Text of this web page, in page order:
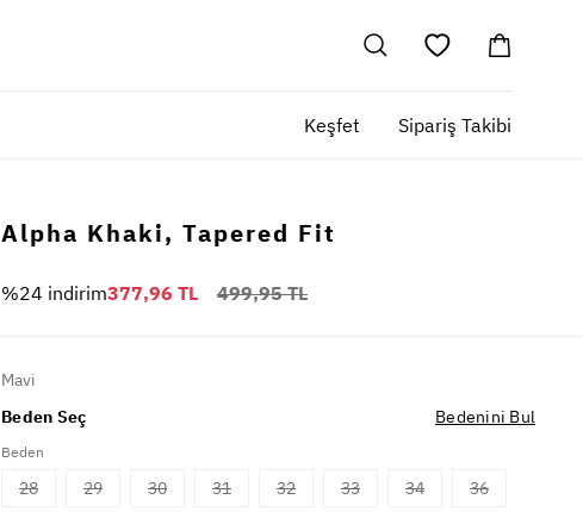
Keşfet Sipariş Takibi
Alpha Khaki, Tapered Fit
499,95 TL
%24 indirim377,96 TL
Mavi
Beden Seç
Bedenini Bul
Beden
28 29 30 31 32 33 34 36